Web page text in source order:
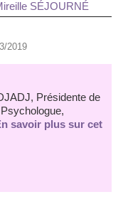
SÉJOURNÉ
2019
Présidente de
savoir plus sur cet